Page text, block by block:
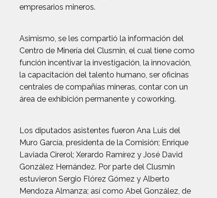
empresarios mineros.
Asimismo, se les compartió la información del
Centro de Minería del Clusmin, el cual tiene como
función incentivar la investigación, la innovación,
la capacitación del talento humano, ser oficinas
centrales de compañías mineras, contar con un
área de exhibición permanente y coworking.
Los diputados asistentes fueron Ana Luis del
Muro García, presidenta de la Comisión; Enrique
Laviada Cirerol; Xerardo Ramírez y José David
González Hernández. Por parte del Clusmin
estuvieron Sergio Flórez Gómez y Alberto
Mendoza Almanza; así como Abel González, de